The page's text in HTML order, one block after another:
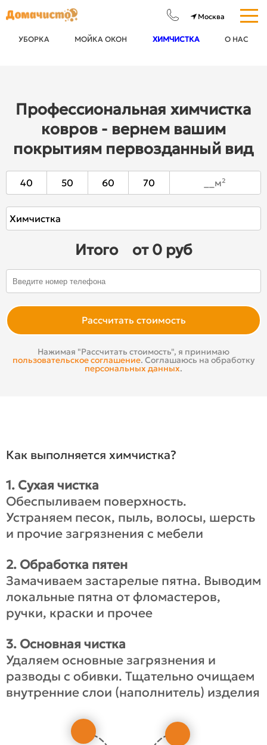
УБОРКА МОЙКА ОКОН ХИМЧИСТКА О НАС
Профессиональная химчистка
ковров - вернем вашим
покрытиям первозданный вид
40 50 60 70
Итого от 0 руб
Расcчитать стоимость
Нажимая "Рассчитать стоимость", я принимаю
пользовательское соглашение. Соглашаюсь на обработку
персональных данных.
Как выполняется химчистка?
1. Сухая чистка
Обеспыливаем поверхность.
Устраняем песок, пыль, волосы, шерсть
и прочие загрязнения с мебели
2. Обработка пятен
Замачиваем застарелые пятна. Выводим
локальные пятна от фломастеров,
ручки, краски и прочее
3. Основная чистка
Удаляем основные загрязнения и
разводы с обивки. Тщательно очищаем
внутренние слои (наполнитель) изделия